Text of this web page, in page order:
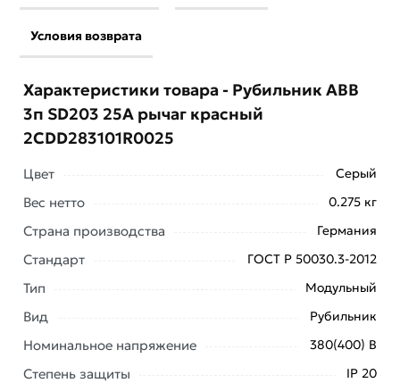
Условия возврата
Условия доставки и цены на товар Рубильник ABB 3п
SD203 25A рычаг красный 2CDD283101R0025 из
категорииВыключатели нагрузки
действительны в
Москве и области.
Характеристики товара - Рубильник ABB
3п SD203 25A рычаг красный
2CDD283101R0025
Цвет Серый
Вес нетто 0.275 кг
Страна производства Германия
Стандарт ГОСТ Р 50030.3-2012
Тип Модульный
Вид Рубильник
Номинальное напряжение 380(400) В
Степень защиты IP 20